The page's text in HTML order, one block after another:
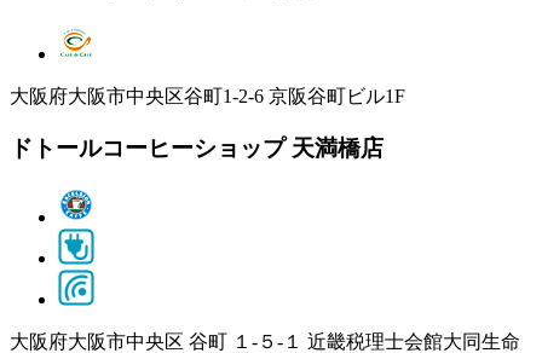
大阪府大阪市中央区谷町1-2-6 京阪谷町ビル1F
ドトールコーヒーショップ 天満橋店
大阪府大阪市中央区 谷町 １‐５‐１ 近畿税理士会館大同生命